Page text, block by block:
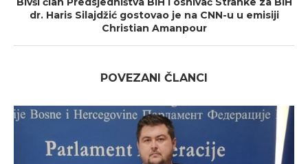
dr. Haris Silajdžić gostovao je na CNN-u u emisiji
Christian Amanpour
POVEZANI ČLANCI